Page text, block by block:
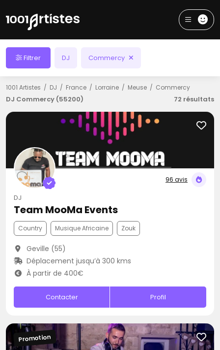
Filtrer DJ Commercy
1001 Artistes DJ France Lorraine Meuse Commercy
DJ Commercy (55200) 72 résultats
96 avis
DJ
Team MooMa Events
Country Musique Africaine Zouk
Geville (55)
Déplacement jusqu’à 300 kms
À partir de 400€
Contacter Profil
Promotion